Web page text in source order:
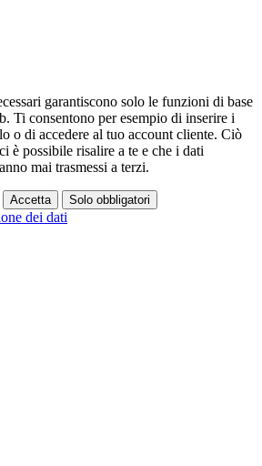
garantiscono solo le funzioni di base
Ti consentono per esempio di inserire i
o di accedere al tuo account cliente. Ciò
è possibile risalire a te e che i dati
mai trasmessi a terzi.
Accetta Solo obbligatori
dei dati